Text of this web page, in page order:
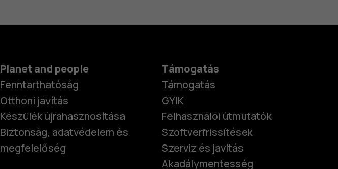
Planet and people
Fenntarthatóság
Otthoni javítás
Készülék újrahasznosítása
Biztonság, adatvédelem és
megfelelőség
Támogatás
Támogatás
GYIK
Felhasználói útmutatók
Szoftverfrissítések
Szerviz és javítás
Akadálymentesség